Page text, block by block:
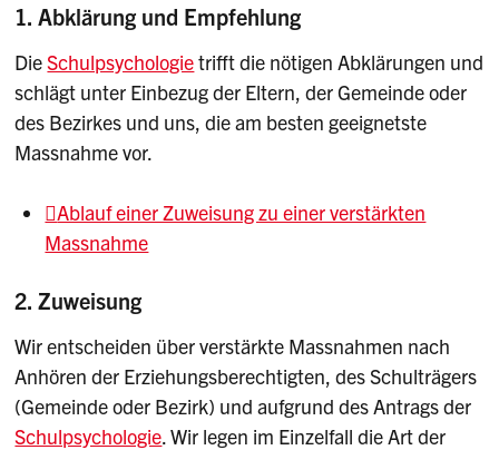
Setting können an den kantonalen
Heilpädagogischen Zentrenoder in
ausserkantonalen Institutionen erfolgen. Die
Heilpädagogischen Zentren bieten eine
Tagesschule
1. Abklärung und Empfehlung
DieSchulpsychologietrifft die nötigen Abklärungen und
schlägt unter Einbezug der Eltern, der Gemeinde oder
des Bezirkes und uns, die am besten geeignetste
Massnahme vor.
Ablauf einer Zuweisung zu einer verstärkten
Massnahme
2. Zuweisung
Wir entscheiden über verstärkte Massnahmen nach
Anhören der Erziehungsberechtigten, des Schulträgers
(Gemeinde oder Bezirk) und aufgrund des Antrags der
Schulpsychologie. Wir legen im Einzelfall die Art der